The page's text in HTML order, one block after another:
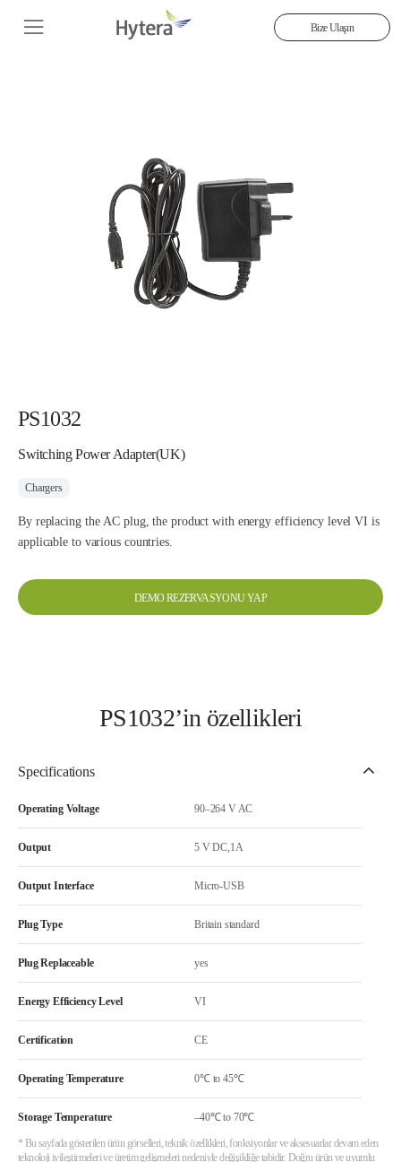
Bize Ulaşın
PS1032
Switching Power Adapter(UK)
Chargers
By replacing the AC plug, the product with energy efficiency level VI is
applicable to various countries.
DEMO REZERVASYONU YAP
PS1032’in özellikleri
Specifications
Operating Voltage 90–264 V AC
Output 5 V DC,1A
Output Interface Micro-USB
Plug Type Britain standard
Plug Replaceable yes
Energy Efficiency Level VI
Certification CE
Operating Temperature 0℃ to 45℃
Storage Temperature –40℃ to 70℃
* Bu sayfada gösterilen ürün görselleri, teknik özellikleri, fonksiyonlar ve aksesuarlar devam eden
teknoloji iyileştirmeleri ve üretim gelişmeleri nedeniyle değişikliğe tabidir. Doğru ürün ve uyumlu